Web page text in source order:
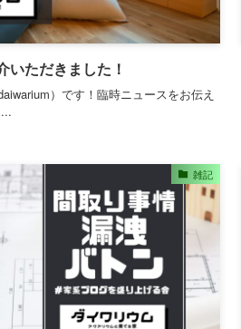
いただきました！
）です！臨時ニュースをお伝え
雑記